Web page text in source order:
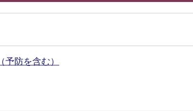
防を含む）